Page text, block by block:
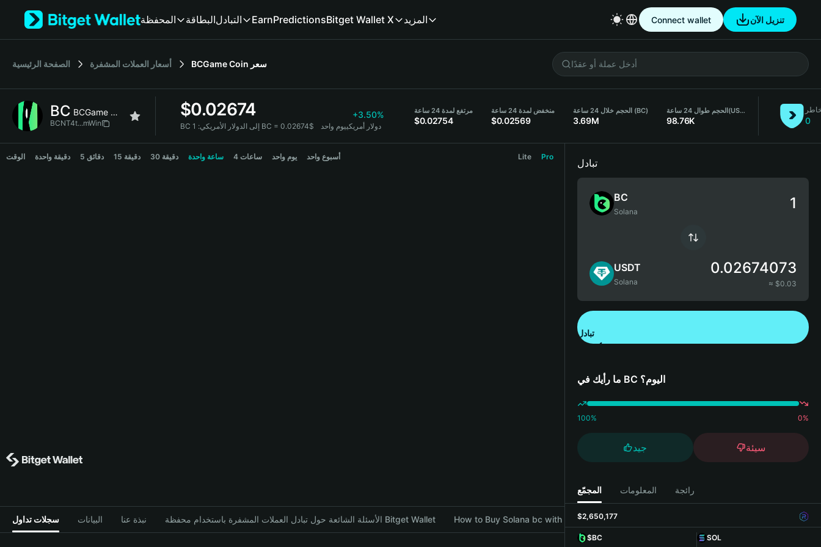
Tiếng Việt
Español (Latinoamérica)
Français
Deutsch
繁體中文
المحفظة البطاقةالتبادل EarnPredictionsBitget Wallet X المزيد Connect wallet تنزيل الآن
الصفحة الرئيسية أسعار العملات المشفرة BCGame Coin سعر
BC BCGame Coin
BCNT4t...mWin
$0.02674 +3.50%
BC إلى الدولار الأمريكي: 1 BC = 0.02674$ دولار أمريكييوم واحد
مرتفع لمدة 24 ساعة
$0.02754
منخفض لمدة 24 ساعة
$0.02569
الحجم خلال 24 ساعة (BC)
3.69M
الحجم طوال 24 ساعة(USDT)
98.76K 0
BC Price Chart
الوقت دقيقة واحدة 5 دقائق 15 دقيقة 30 دقيقة ساعة واحدة 4 ساعات يوم واحد أسبوع واحد Lite Pro
سجلات تداول البيانات نبذة عنا الأسئلة الشائعة حول تبادل العملات المشفرة باستخدام محفظة Bitget Wallet How to Buy Solana bc with Bitget Wallet
تبادل
BC
Solana
USDT
Solana
0.02674073
≈ $0.03
تبادل
ما رأيك في BC اليوم؟
100% 0%
جيد سيئة
المجمّع المعلومات رائجة
$2,650,177
$BC
SOL